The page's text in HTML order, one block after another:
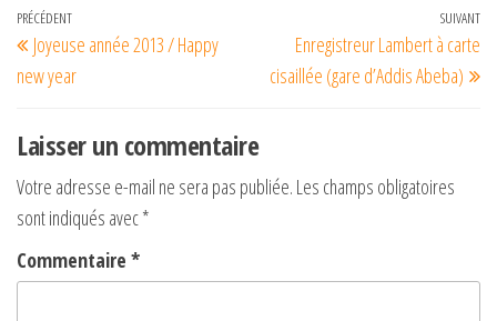
Navigation
de
l’article
Article
précédent
PRÉCÉDENT
Joyeuse année 2013 / Happy
new year
SUIVANT
Enregistreur Lambert à carte
cisaillée (gare d’Addis Abeba)
Laisser un commentaire
Votre adresse e-mail ne sera pas publiée. Les champs obligatoires
sont indiqués avec*
Commentaire *